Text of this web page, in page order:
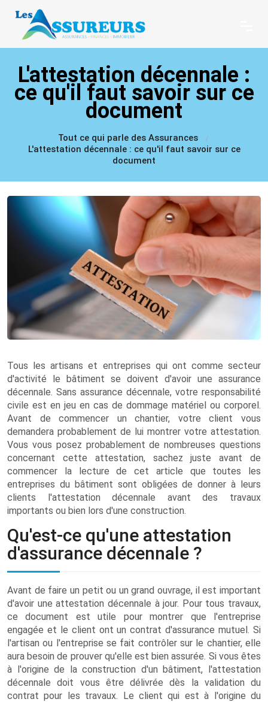
L'attestation décennale :
ce qu'il faut savoir sur ce
document
Tout ce qui parle des Assurances
L'attestation décennale : ce qu'il faut savoir sur ce
document
Tous les artisans et entreprises qui ont comme secteur
d'activité le bâtiment se doivent d'avoir une assurance
décennale. Sans assurance décennale, votre responsabilité
civile est en jeu en cas de dommage matériel ou corporel.
Avant de commencer un chantier, votre client vous
demandera probablement de lui montrer votre attestation.
Vous vous posez probablement de nombreuses questions
concernant cette attestation, sachez juste avant de
commencer la lecture de cet article que toutes les
entreprises du bâtiment sont obligées de donner à leurs
clients l'attestation décennale avant des travaux
importants ou bien lors d'une construction.
Qu'est-ce qu'une attestation
d'assurance décennale ?
Avant de faire un petit ou un grand ouvrage, il est important
d'avoir une attestation décennale à jour. Pour tous travaux,
ce document est utile pour montrer que l'entreprise
engagée et le client ont un contrat d'assurance mutuel. Si
l'artisan ou l'entreprise se fait contrôler sur le chantier, elle
aura besoin de prouver qu'elle est bien assurée. Si vous êtes
à l'origine de la construction d'un bâtiment, l'attestation
décennale doit vous être délivrée dès la validation du
contrat pour les travaux. Le client qui est à l'origine du